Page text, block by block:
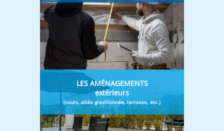
LES AMÉNAGEMENTS
extérieurs
(cours, allée gravillonnée, terrasse, etc.)